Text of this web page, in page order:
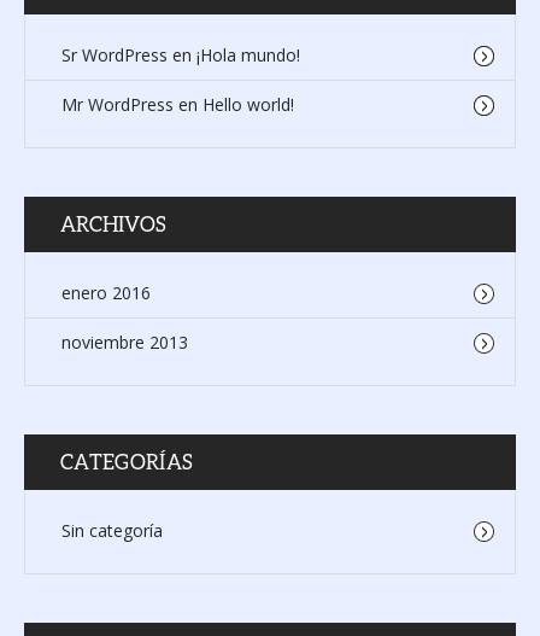
Sr WordPress en ¡Hola mundo!
Mr WordPress en Hello world!
ARCHIVOS
enero 2016
noviembre 2013
CATEGORÍAS
Sin categoría